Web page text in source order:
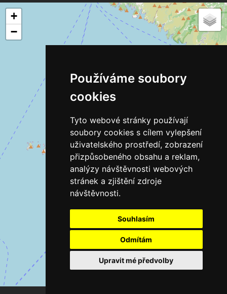
Používáme soubory
cookies
Tyto webové stránky používají
soubory cookies s cílem vylepšení
uživatelského prostředí, zobrazení
přizpůsobeného obsahu a reklam,
analýzy návštěvnosti webových
stránek a zjištění zdroje
návštěvnosti.
Souhlasím
Odmítám
Upravit mé předvolby
+
−